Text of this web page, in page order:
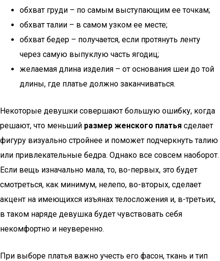
обхват груди – по самым выступающим ее точкам;
обхват талии – в самом узком ее месте;
обхват бедер – получается, если протянуть ленту
через самую выпуклую часть ягодиц;
желаемая длина изделия – от основания шеи до той
длины, где платье должно заканчиваться.
Некоторые девушки совершают большую ошибку, когда
решают, что меньший размер женского платья сделает
фигуру визуально стройнее и поможет подчеркнуть талию
или привлекательные бедра. Однако все совсем наоборот.
Если вещь изначально мала, то, во-первых, это будет
смотреться, как минимум, нелепо, во-вторых, сделает
акцент на имеющихся изъянах телосложения и, в-третьих,
в таком наряде девушка будет чувствовать себя
некомфортно и неуверенно.
При выборе платья важно учесть его фасон, ткань и тип